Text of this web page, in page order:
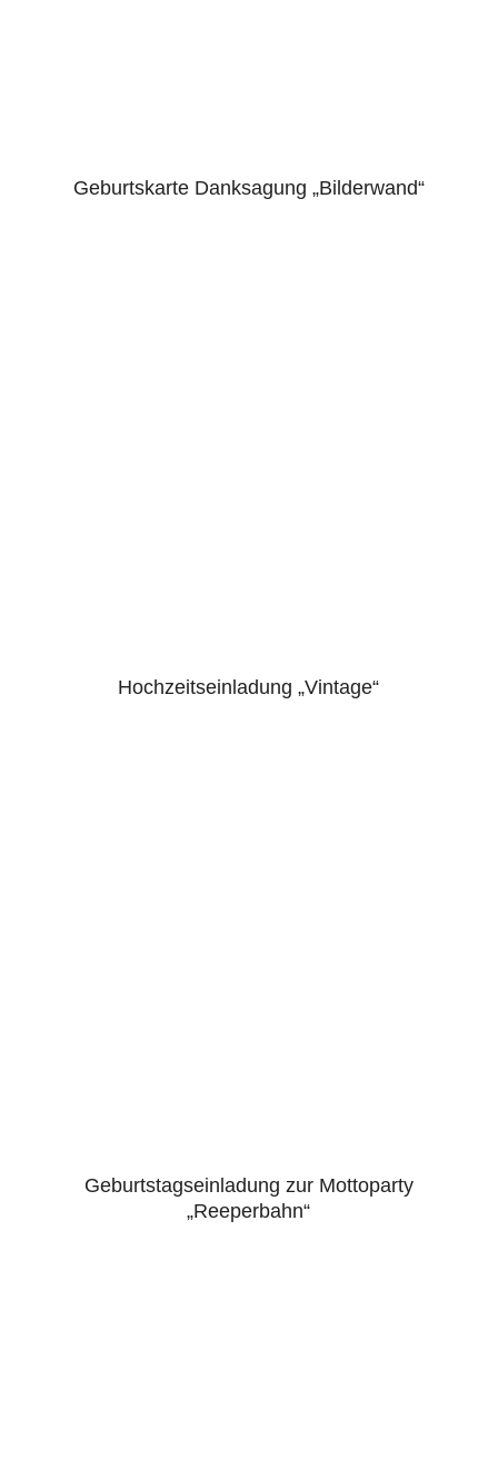
Geburtskarte Danksagung „Bilderwand“
Hochzeitseinladung „Vintage“
5.00
Geburtstagseinladung zur Mottoparty
„Reeperbahn“